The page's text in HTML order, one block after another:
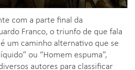
com a parte final da
Franco, o triunfo de que fala
um caminho alternativo que se
ou “Homem espuma”,
autores para classificar